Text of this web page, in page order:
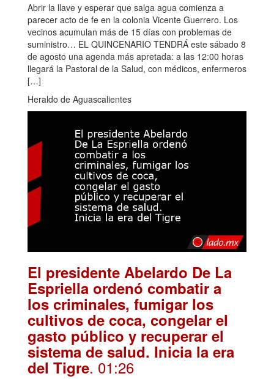
Abrir la llave y esperar que salga agua comienza a
parecer acto de fe en la colonia Vicente Guerrero. Los
vecinos acumulan más de 15 días con problemas de
suministro… EL QUINCENARIO TENDRÁ este sábado 8
de agosto una agenda más apretada: a las 12:00 horas
llegará la Pastoral de la Salud, con médicos, enfermeros
[…]
Heraldo de Aguascalientes
El presidente Abelardo De La
Espriella ordenó combatir a
los criminales, fumigar los
cultivos de coca, congelar el
gasto público y recuperar el
sistema de salud. Inicia la era
del Tigre. 01:26